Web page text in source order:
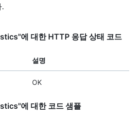
에 대한 HTTP 응답 상태 코드
설명
OK
에 대한 코드 샘플